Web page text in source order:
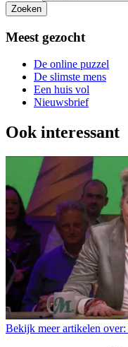
Zoeken
Meest gezocht
De online puzzel
De slimste mens
Een huis vol
Nieuwsbrief
Ook interessant
Bekijk meer artikelen over: